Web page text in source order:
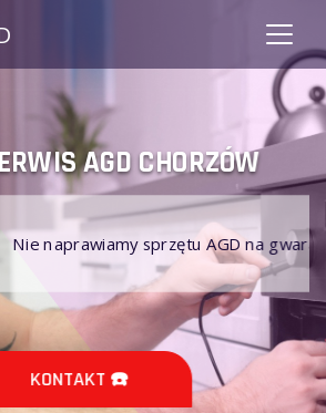
CHORZÓW
sprzętu AGD na gwarancji!